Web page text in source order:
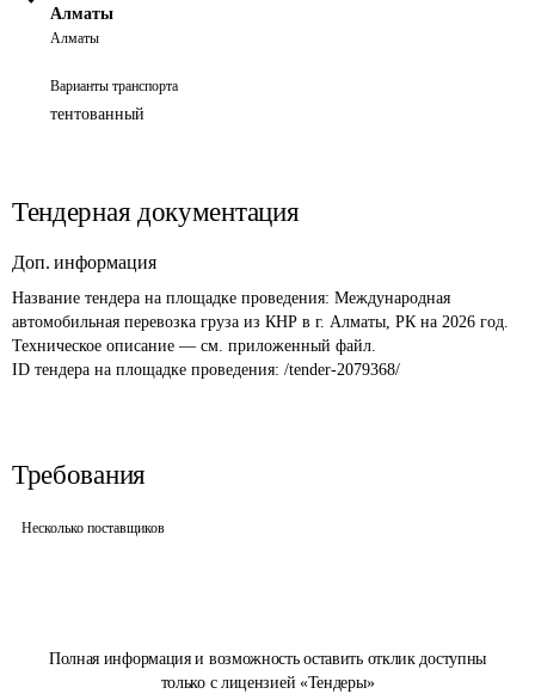
Полная информация и возможность оставить отклик доступны
только с лицензией «Тендеры»
Алматы
Алматы
Варианты транспорта
тентованный
Тендерная документация
Доп. информация
Название тендера на площадке проведения: Международная
автомобильная перевозка груза из КНР в г. Алматы, РК на 2026 год.
Техническое описание — см. приложенный файл.
ID тендера на площадке проведения: /tender-2079368/
Требования
Несколько поставщиков